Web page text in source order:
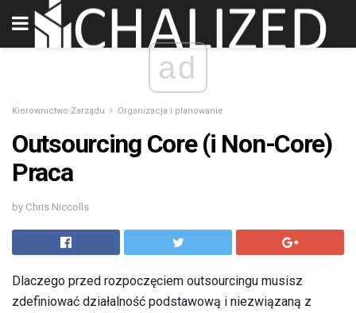
ad
Kierownictwo Zarządu Organizacja i planowanie
Outsourcing Core (i Non-Core)
Praca
by Chris Niccolls
Dlaczego przed rozpoczęciem outsourcingu musisz
zdefiniować działalność podstawową i niezwiązaną z